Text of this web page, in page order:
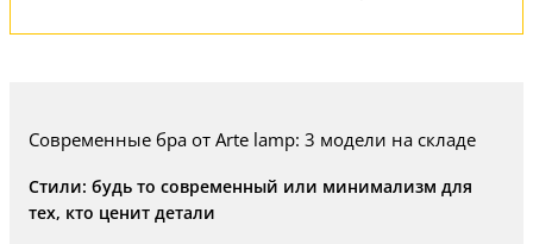
Современные бра от Arte lamp: 3 модели на складе
Стили: будь то современный или минимализм для
тех, кто ценит детали